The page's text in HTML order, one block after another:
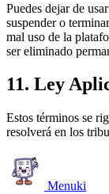
Puedes dejar de
suspender o
mal uso de la
ser eliminado
11. Ley
Estos términos se
resolverá en los
Menuki